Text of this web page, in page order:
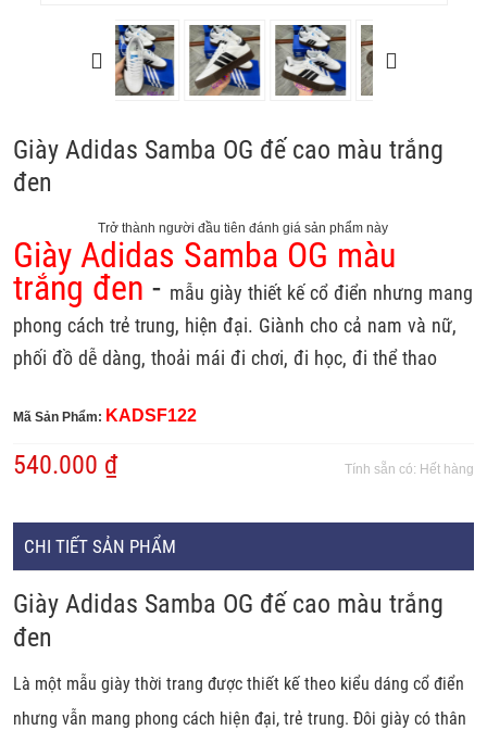
Giày Adidas Samba OG đế cao màu trắng
đen
Trở thành người đầu tiên đánh giá sản phẩm này
Giày Adidas Samba OG màu
trắng đen - mẫu giày thiết kế cổ điển nhưng mang
phong cách trẻ trung, hiện đại. Giành cho cả nam và nữ,
phối đồ dễ dàng, thoải mái đi chơi, đi học, đi thể thao
Mã Sản Phẩm: KADSF122
Tính sẵn có: Hết hàng
540.000 ₫
CHI TIẾT SẢN PHẨM
Giày Adidas Samba OG đế cao màu trắng
đen
Là một mẫu giày thời trang được thiết kế theo kiểu dáng cổ điển
nhưng vẫn mang phong cách hiện đại, trẻ trung. Đôi giày có thân